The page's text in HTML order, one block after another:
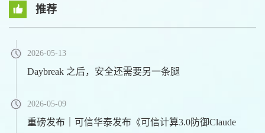
推荐
2026-05-13
Daybreak 之后，安全还需要另一条腿
2026-05-09
重磅发布｜可信华泰发布《可信计算3.0防御Claude